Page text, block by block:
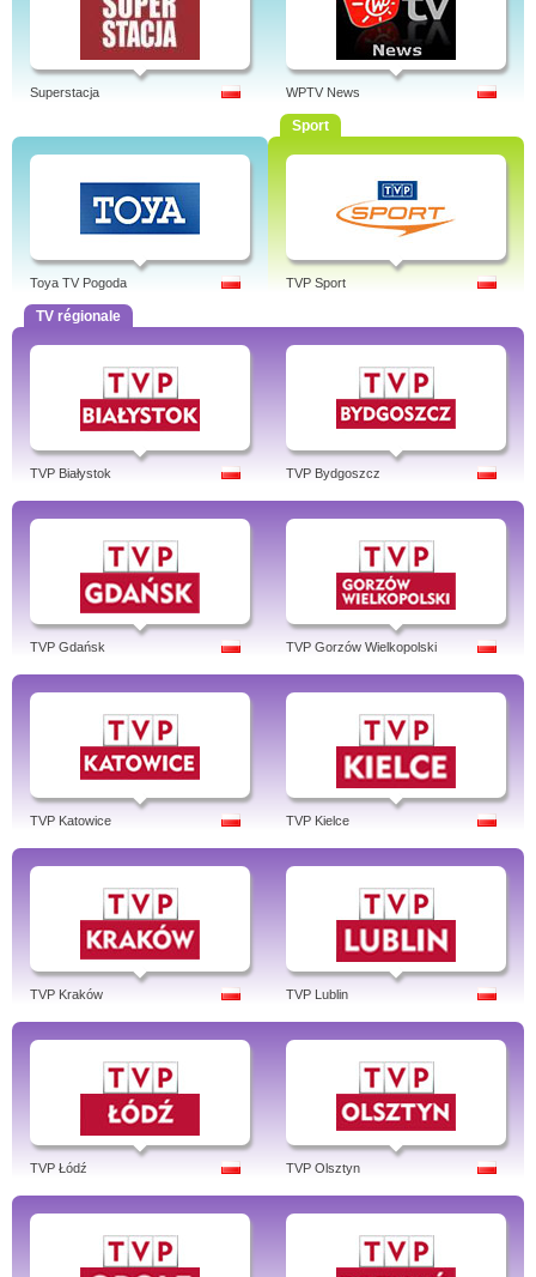
Superstacja WPTV News
Toya TV Pogoda
Sport
TVP Sport
TV régionale
TVP Białystok TVP Bydgoszcz
TVP Gdańsk TVP Gorzów Wielkopolski
TVP Katowice TVP Kielce
TVP Kraków TVP Lublin
TVP Łódź TVP Olsztyn